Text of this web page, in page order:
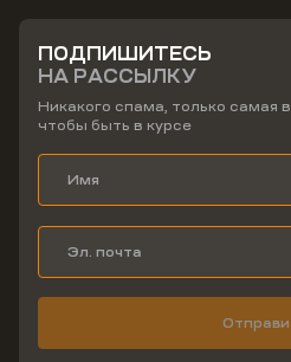
ПОДПИШИТЕСЬ
НА РАССЫЛКУ
Никакого спама, только самая
чтобы быть в курсе